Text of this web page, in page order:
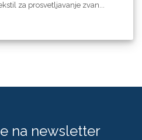
za prosvetljavanje zvan...
na newsletter